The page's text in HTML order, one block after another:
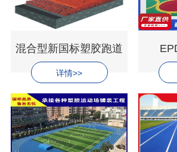
混合型新国标塑胶跑道
详情>>